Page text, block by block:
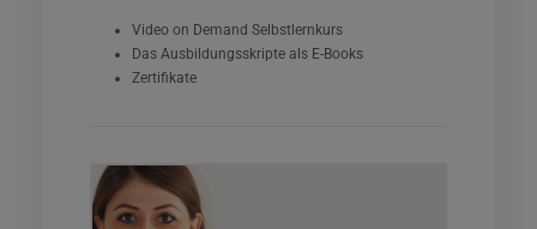
Video on Demand Selbstlernkurs
Das Ausbildungsskripte als E-Books
Zertifikate